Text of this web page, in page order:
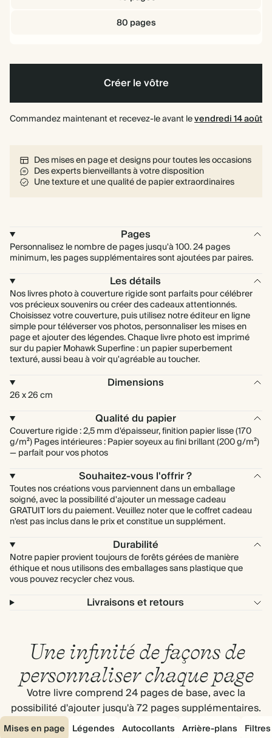
80 pages
Créer le vôtre
Commandez maintenant et recevez-le avant levendredi 14 août
Des mises en page et designs pour toutes les occasions
Des experts bienveillants à votre disposition
Une texture et une qualité de papier extraordinaires
Pages
Personnalisez le nombre de pages jusqu'à 100. 24 pages
minimum, les pages supplémentaires sont ajoutées par paires.
Les détails
Nos livres photo à couverture rigide sont parfaits pour célébrer
vos précieux souvenirs ou créer des cadeaux attentionnés.
Choisissez votre couverture, puis utilisez notre éditeur en ligne
simple pour téléverser vos photos, personnaliser les mises en
page et ajouter des légendes. Chaque livre photo est imprimé
sur du papier Mohawk Superfine : un papier superbement
texturé, aussi beau à voir qu'agréable au toucher.
Dimensions
26 x 26 cm
Qualité du papier
Couverture rigide : 2,5 mm d'épaisseur, finition papier lisse (170
g/m²) Pages intérieures : Papier soyeux au fini brillant (200 g/m²)
— parfait pour vos photos
Souhaitez-vous l'offrir ?
Toutes nos créations vous parviennent dans un emballage
soigné, avec la possibilité d'ajouter un message cadeau
GRATUIT lors du paiement. Veuillez noter que le coffret cadeau
n'est pas inclus dans le prix et constitue un supplément.
Durabilité
Notre papier provient toujours de forêts gérées de manière
éthique et nous utilisons des emballages sans plastique que
vous pouvez recycler chez vous.
Livraisons et retours
Une infinité de façons de
personnaliser chaque page
Votre livre comprend 24 pages de base, avec la
possibilité d'ajouter jusqu'à 72 pages supplémentaires.
Mises en page Légendes Autocollants Arrière-plans